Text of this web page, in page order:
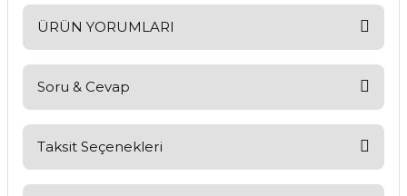
ÜRÜN YORUMLARI
Bu ürüne ilk yorumu siz yapın!
Soru & Cevap
Ürün hakkında henüz soru sorulmamış.
Taksit Seçenekleri